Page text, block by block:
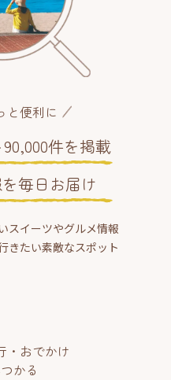
と便利に
件を掲載
毎日お届け
スイーツやグルメ情報
きたい素敵なスポット
・おでかけ
かる